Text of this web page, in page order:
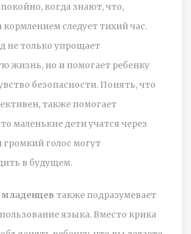
когда знают, что,
кормлением следует тихий час.
не только упрощает
жизнь, но и помогает ребенку
безопасности. Понять, что
также помогает
маленькие дети учатся через
голос могут
в будущем.
также подразумевает
языка. Вместо крика